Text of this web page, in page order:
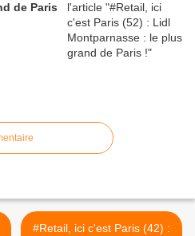
de Paris
#Retail, ici c'est Paris (42) :